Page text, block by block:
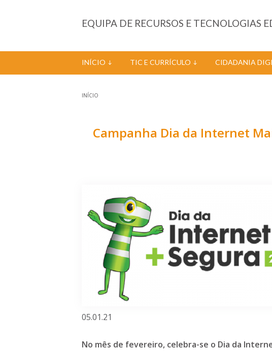
EQUIPA DE RECURSOS E TECNOLOGIAS
INÍCIO TIC E CURRÍCULO CIDADANIA
INÍCIO
Campanha Dia da Internet
05.01.21
No mês de fevereiro, celebra-se o Dia da